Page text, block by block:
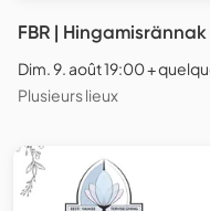
FBR | Hingamisrännak
Dim. 9. août 19:00 +
Plusieurs lieux